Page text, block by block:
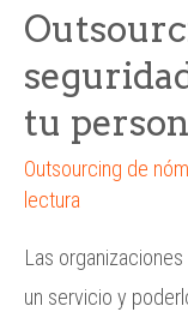
tu
Outsourcing de
lectura
Las
un servicio y